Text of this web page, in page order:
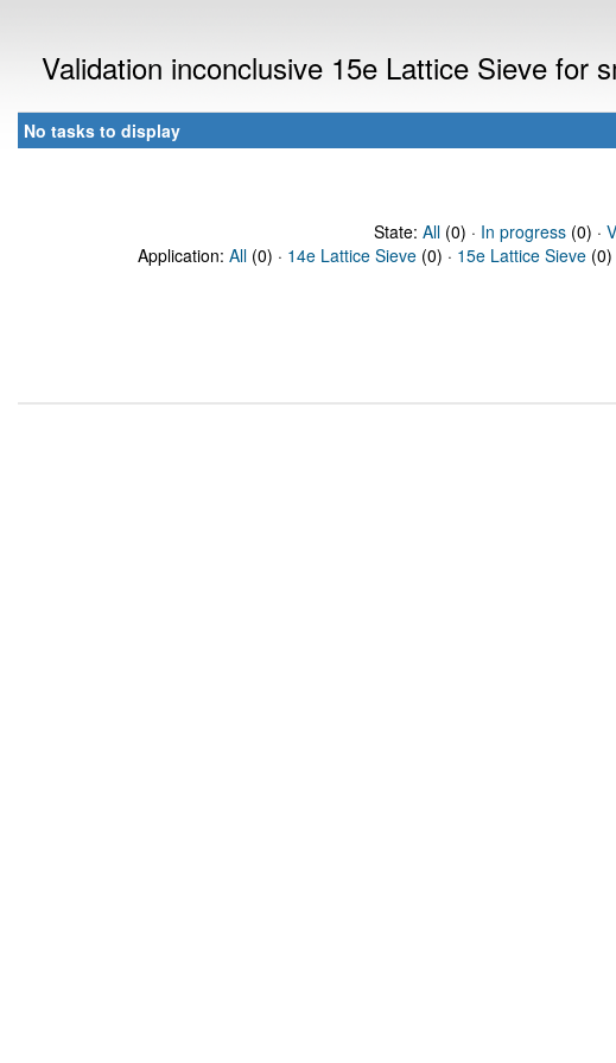
Validation inconclusive 15e Lattice Sieve for
No tasks to display
State: All(0) · In progress(0) ·
Application: All (0) · 14e Lattice Sieve (0) · 15e Lattice Sieve